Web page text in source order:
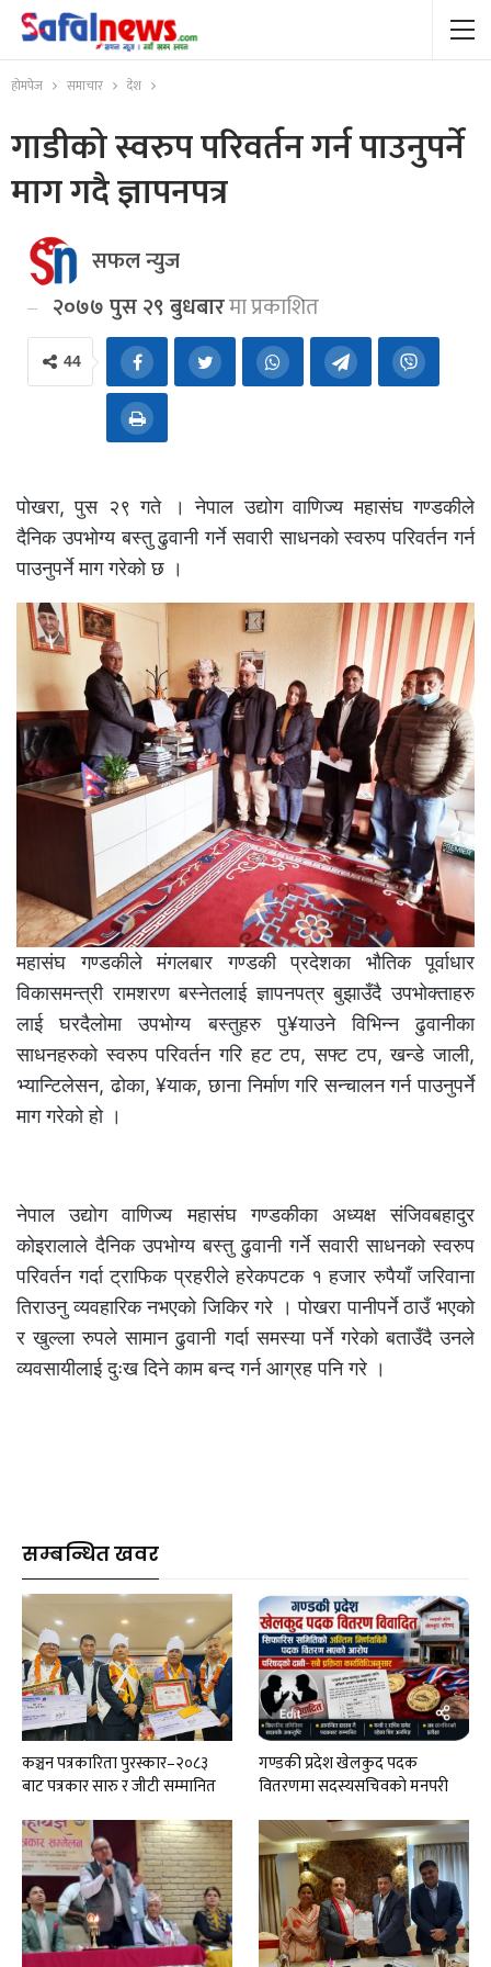
होमपेज समाचार देश
गाडीको स्वरुप परिवर्तन गर्न पाउनुपर्ने
माग गदै ज्ञापनपत्र
सफल न्युज
२०७७ पुस २९ बुधबारमा प्रकाशित
44
पोखरा, पुस २९ गते । नेपाल उद्योग वाणिज्य महासंघ गण्डकीले
दैनिक उपभोग्य बस्तु ढुवानी गर्ने सवारी साधनको स्वरुप परिवर्तन गर्न
पाउनुपर्ने माग गरेको छ ।
महासंघ गण्डकीले मंगलबार गण्डकी प्रदेशका भौतिक पूर्वाधार
विकासमन्त्री रामशरण बस्नेतलाई ज्ञापनपत्र बुझाउँदै उपभोक्ताहरु
लाई घरदैलोमा उपभोग्य बस्तुहरु पु¥याउने विभिन्न ढुवानीका
साधनहरुको स्वरुप परिवर्तन गरि हट टप, सफ्ट टप, खन्डे जाली,
भ्यान्टिलेसन, ढोका, ¥याक, छाना निर्माण गरि सन्चालन गर्न पाउनुपर्ने
माग गरेको हो ।
नेपाल उद्योग वाणिज्य महासंघ गण्डकीका अध्यक्ष संजिवबहादुर
कोइरालाले दैनिक उपभोग्य बस्तु ढुवानी गर्ने सवारी साधनको स्वरुप
परिवर्तन गर्दा ट्राफिक प्रहरीले हरेकपटक १ हजार रुपैयाँ जरिवाना
तिराउनु व्यवहारिक नभएको जिकिर गरे । पोखरा पानीपर्ने ठाउँ भएको
र खुल्ला रुपले सामान ढुवानी गर्दा समस्या पर्ने गरेको बताउँदै उनले
व्यवसायीलाई दुःख दिने काम बन्द गर्न आग्रह पनि गरे ।
सम्बन्धित खवर
कञ्चन पत्रकारिता पुरस्कार–२०८३
बाट पत्रकार सारु र जीटी सम्मानित
गण्डकी प्रदेश खेलकुद पदक
वितरणमा सदस्यसचिवकाे मनपरी